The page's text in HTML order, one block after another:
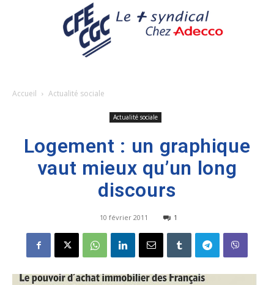
Accueil Actualité sociale
Actualité sociale
Logement : un graphique
vaut mieux qu’un long
discours
10 février 2011 1